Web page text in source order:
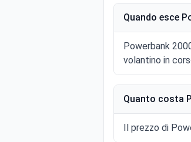
Quando esce
Powerbank
volantino in
Quanto costa
Il prezzo di